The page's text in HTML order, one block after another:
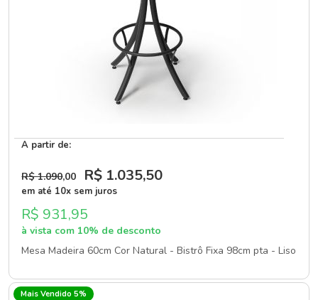
A partir de:
R$ 1.090,00 R$ 1.035,50
em até 10x sem juros
R$ 931,95
à vista com 10% de desconto
Mesa Madeira 60cm Cor Natural - Bistrô Fixa 98cm pta - Liso
Mais Vendido 5%